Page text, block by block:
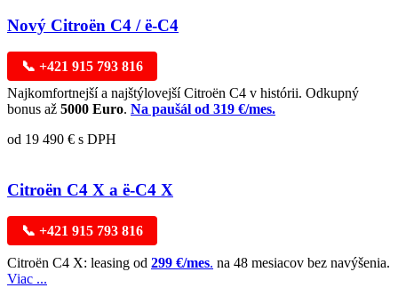
Nový Citroën C4 / ë-C4
📞 +421 915 793 816
Najkomfortnejší a najštýlovejší Citroën C4 v histórii. Odkupný
bonus až 5000 Euro. Na paušál od 319 €/mes.
od 19 490 € s DPH
Citroën C4 X a ë-C4 X
📞 +421 915 793 816
Citroën C4 X: leasing od 299 €/mes. na 48 mesiacov bez navýšenia.
Viac ...